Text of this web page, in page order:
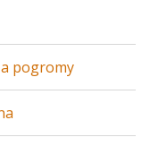
pogromy